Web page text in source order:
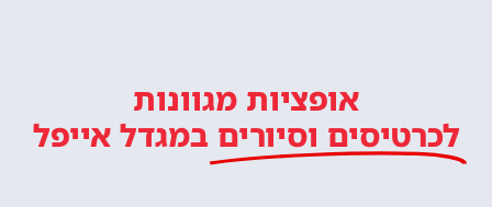
אופציות מגוונות
לכרטיסים וסיורים במגדל אייפל